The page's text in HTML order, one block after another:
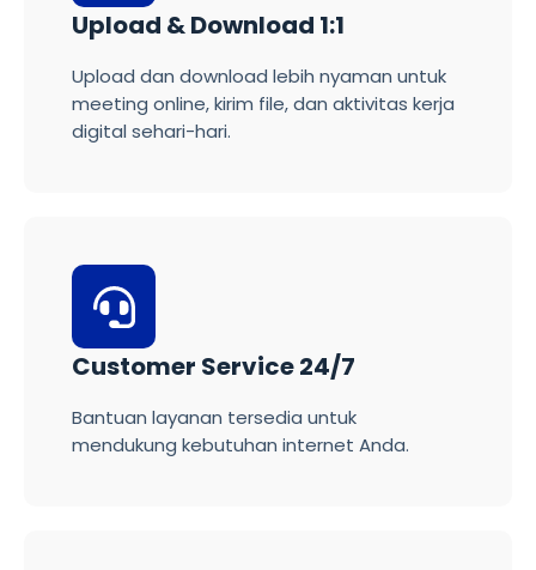
Upload & Download 1:1
Upload dan download lebih nyaman untuk
meeting online, kirim file, dan aktivitas kerja
digital sehari-hari.
Customer Service 24/7
Bantuan layanan tersedia untuk
mendukung kebutuhan internet Anda.